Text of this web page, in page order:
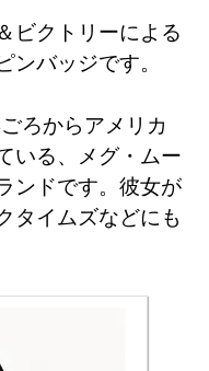
ビクトリーによる
バッジです。
ろからアメリカ
いる、メグ・ムー
ンドです。彼女が
タイムズなどにも